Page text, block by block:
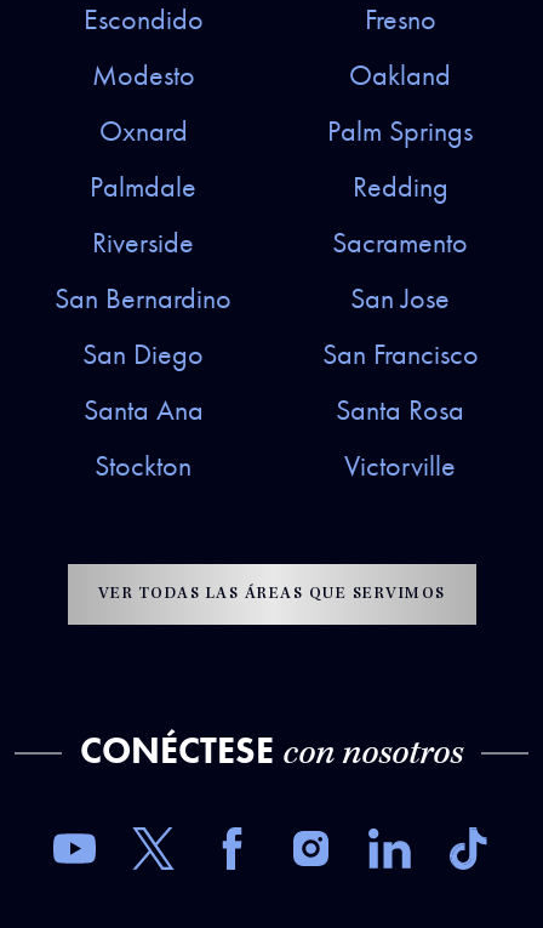
Escondido
Fresno
Modesto
Oakland
Oxnard
Palm Springs
Palmdale
Redding
Riverside
Sacramento
San Bernardino
San Jose
San Diego
San Francisco
Santa Ana
Santa Rosa
Stockton
Victorville
VER TODAS LAS ÁREAS QUE SERVIMOS
CONÉCTESE con nosotros